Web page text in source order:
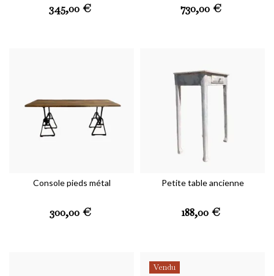
Prix
345,00 € Prix
730,00 €
Console pieds métal
Prix
300,00 €
Petite table ancienne
Prix
188,00 €
Vendu